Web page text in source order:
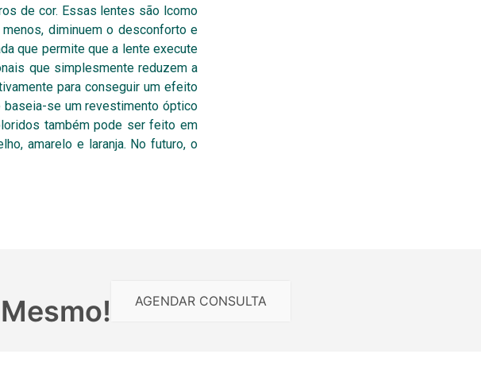
de cor. Essas lentes são lcomo
diminuem o desconforto e
que permite que a lente execute
que simplesmente reduzem a
para conseguir um efeito
se um revestimento óptico
também pode ser feito em
amarelo e laranja. No futuro, o
AGENDAR CONSULTA